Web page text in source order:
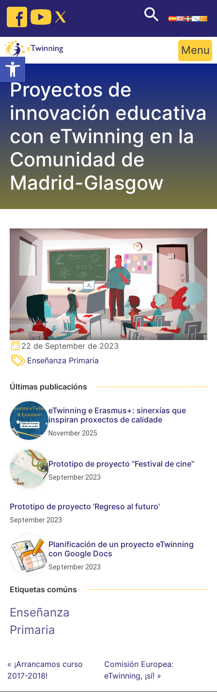
Open toolbar
Skip
content
Menu
Proyectos de
innovación educativa
con eTwinning en la
Comunidad de
Madrid-Glasgow
22 de September de 2023
Enseñanza Primaria
Últimas publicacións
eTwinning e Erasmus+: sinerxías que
inspiran proxectos de calidade
November 2025
Prototipo de proyecto “Festival de cine”
September 2023
Prototipo de proyecto ‘Regreso al futuro’
September 2023
Planificación de un proyecto eTwinning
con Google Docs
September 2023
Etiquetas comúns
Enseñanza
Primaria
« ¡Arrancamos curso
2017-2018!
Comisión Europea:
eTwinning, ¡sí! »